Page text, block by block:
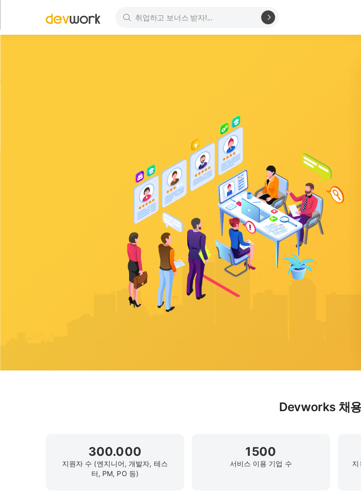
Devworks 채
300.000
지원자 수 (엔지니어, 개발자, 테스
터, PM, PO 등)
1500
서비스 이용 기업 수
지